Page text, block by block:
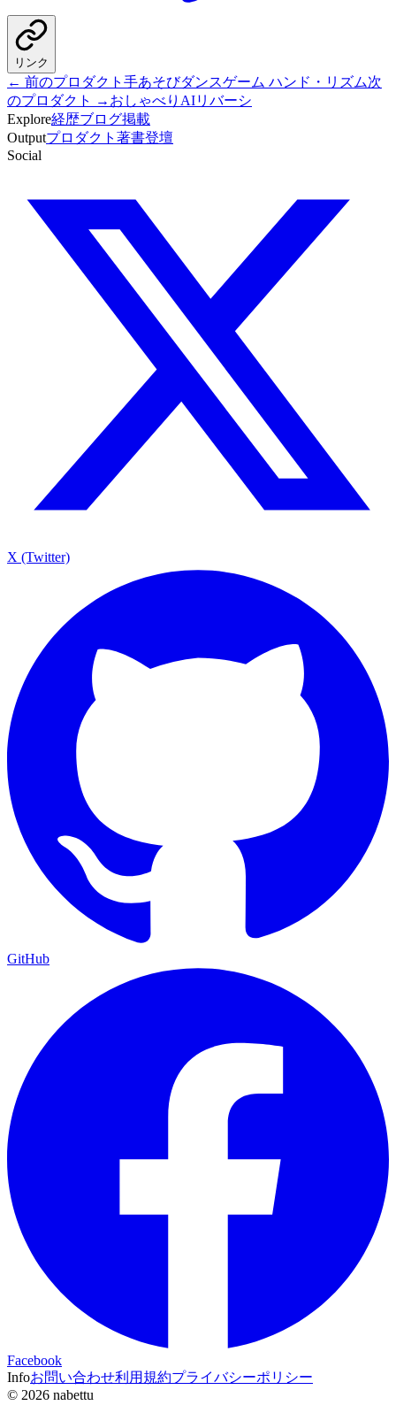
リンク
← 前のプロダクト 手あそびダンスゲーム ハンド・リズム次
のプロダクト → おしゃべりAIリバーシ
Explore経歴ブログ掲載
Outputプロダクト 著書登壇
Social
X (Twitter)
GitHub
Facebook
Infoお問い合わせ利用規約プライバシーポリシー
© 2026 nabettu